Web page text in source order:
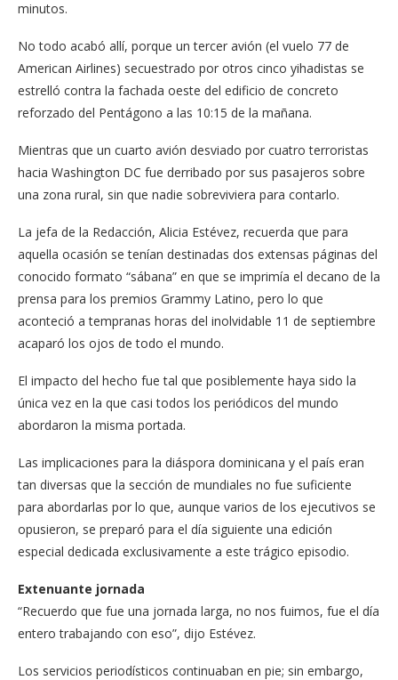
minutos.
No todo acabó allí, porque un tercer avión (el vuelo 77 de
American Airlines) secuestrado por otros cinco yihadistas se
estrelló contra la fachada oeste del edificio de concreto
reforzado del Pentágono a las 10:15 de la mañana.
Mientras que un cuarto avión desviado por cuatro terroristas
hacia Washington DC fue derribado por sus pasajeros sobre
una zona rural, sin que nadie sobreviviera para contarlo.
La jefa de la Redacción, Alicia Estévez, recuerda que para
aquella ocasión se tenían destinadas dos extensas páginas del
conocido formato “sábana” en que se imprimía el decano de la
prensa para los premios Grammy Latino, pero lo que
aconteció a tempranas horas del inolvidable 11 de septiembre
acaparó los ojos de todo el mundo.
El impacto del hecho fue tal que posiblemente haya sido la
única vez en la que casi todos los periódicos del mundo
abordaron la misma portada.
Las implicaciones para la diáspora dominicana y el país eran
tan diversas que la sección de mundiales no fue suficiente
para abordarlas por lo que, aunque varios de los ejecutivos se
opusieron, se preparó para el día siguiente una edición
especial dedicada exclusivamente a este trágico episodio.
Extenuante jornada
“Recuerdo que fue una jornada larga, no nos fuimos, fue el día
entero trabajando con eso”, dijo Estévez.
Los servicios periodísticos continuaban en pie; sin embargo,